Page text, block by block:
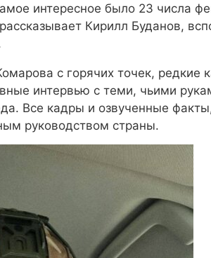
интересное было 23 числа
Кирилл Буданов,
с горячих точек, редкие
интервью с теми, чьими
Все кадры и озвученные
руководством страны.